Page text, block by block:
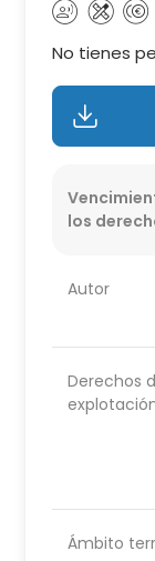
No tienes
los
Autor
Derechos
Ámbito